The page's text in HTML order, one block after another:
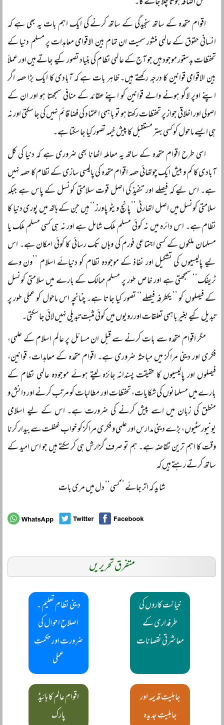
اقوام متحدہ کے ساتھ سنجیدگی کے ساتھ کرنے کی ایک اہم بات یہ بھی ہے کہ
انسانی حقوق کے عالمی منشور سمیت ان تمام بین الاقوامی معاہدات پر مسلم دنیا کے
تحفظات بدستور موجود ہیں جو آج کے عالمی نظام کی بنیاد تصور کیے جاتے ہیں اور عملاً
بین الاقوامی قوانین کا درجہ رکھتے ہیں۔ ظاہر بات ہے کہ آبادی کا ایک بڑا حصہ اگر
اپنے اوپر لاگو ہونے والے قوانین کو اپنے عقائد کے منافی سمجھتا ہو اور ان کے
اصولی اور اخلاقی جواز پر تحفظات رکھتا ہو تو باہمی اعتماد کی فضا قائم نہیں کی جا سکتی اور نہ
ہی ایسے ماحول کو کسی بہتر مستقبل کا پیش خیمہ تصور کیا جا سکتا ہے۔
اسی طرح اقوام متحدہ کے ساتھ یہ معاملہ اٹھانا بھی ضروری ہے کہ دنیا کی کل
آبادی کا کم و بیش ایک چوتھائی حصہ اقوام متحدہ کی پالیسی سازی کے نظام کا حصہ نہیں
ہے۔ اس لیے کہ فیصلے اور تنفیذ کی اصل قوت سلامتی کونسل کے پاس ہے جبکہ
سلامتی کونسل میں اصل اتھارٹی ’’پانچ ویٹو پاورز‘‘ ہیں جن کے ہاتھ میں پوری دنیا کا
نظام ہے۔ اس دائرہ میں نہ کوئی مسلم ملک شامل ہے اور نہ ہی کسی مسلم ملک یا
مسلمان ملکوں کے کسی اجتماعی فورم کی وہاں تک رسائی کا کوئی امکان ہے۔ اس
لیے پالیسیوں کی تشکیل اور نفاذ کے موجودہ نظام کو دنیائے اسلام ’’ون وے
ٹریفک‘‘ سمجھتی ہے اور خاص طور پر مسلم ممالک کے بارے میں سلامتی کونسل
کے فیصلوں کو ’’یکطرفہ فیصلے‘‘ تصور کیا جاتا ہے۔ چنانچہ اس ماحول کو عملی طور پر
تبدیل کیے بغیر باہمی تعلقات اور رویوں میں کوئی مثبت تبدیلی نہیں لائی جا سکتی۔
مگر اقوام متحدہ سے بات کرنے سے قبل ان مسائل پر عالم اسلام کے علمی،
فکری اور دینی مراکز میں مباحثہ ضروری ہے۔ اقوام متحدہ کے معاہدات، قوانین،
فیصلوں اور پالیسیوں کا حقیقت پسندانہ جائزہ لیتے ہوئے موجودہ عالمی نظام کے
بارے میں مسلمانوں کی شکایات، تحفظات اور مطالبات کو مرتب کرنے اور دانش و
منطق کی زبان میں اسے پیش کرنے کی ضرورت ہے۔ اس کے لیے اسلامی
یونیورسٹیوں، بڑے دینی مدارس اور علمی و فکری مراکز کو خواب غفلت سے بیدار کرنا
وقت کا اہم ترین تقاضہ ہے۔ ہم تو صرف گزارش ہی کر سکتے ہیں جو اس امید کے
ساتھ کرتے رہتے ہیں کہ
شاید کہ اتر جائے ’’کسی‘‘ دل میں مری بات
متفرق تحریریں
خیانت کاروں کی
طرفداری کے
معاشرتی نقصانات
دینی نظامِ تعلیم ۔
اصلاحِ احوال کی
ضرورت اور حکمتِ
عملی
جاہلیتِ قدیمہ اور
جاہلیتِ جدیدہ
اقوامِ عالم کا ہائیڈ
پارک